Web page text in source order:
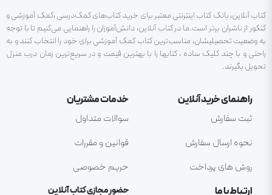
کتاب آنلاین، بانک کتاب اینترنتی معتبر برای خرید کتاب‌های کمک‌درسی ،کمک آموزشی و
کنکور از ناشران برتر است.ما در کتاب آنلاین، دانش‌آموزان را راهنمایی می‌کنیم تا با توجه
به وضعیت تحصیلیشان، مناسب‌ترین کتاب کمک آموزشی برای خود را انتخاب کنند و به
راحتی و با چند کلیک ساده ، کتابها را با بهترین قیمت و در سریع‌ترین زمان درب منزل
تحویل بگیرند.
راهنمای خرید آنلاین
ثبت سفارش
نحوه ارسال سفارش
روش های پرداخت
خدمات مشتریان
سوالات متداول
قوانین و مقررات
حریم خصوصی
ارتباط با ما
حضور مجازی کتاب آنلاین